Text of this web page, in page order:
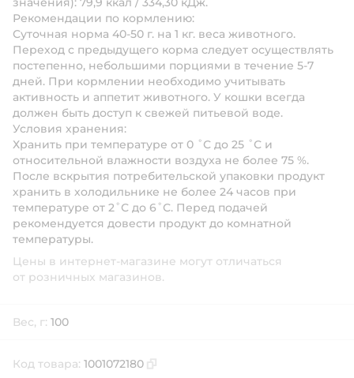
Рекомендации по кормлению:
Суточная норма 40-50 г. на 1 кг. веса животного.
Переход с предыдущего корма следует осуществлять
постепенно, небольшими порциями в течение 5-7
дней. При кормлении необходимо учитывать
активность и аппетит животного. У кошки всегда
должен быть доступ к свежей питьевой воде.
Условия хранения:
Хранить при температуре от 0 ˚С до 25 ˚С и
относительной влажности воздуха не более 75 %.
После вскрытия потребительской упаковки продукт
хранить в холодильнике не более 24 часов при
температуре от 2˚С до 6˚С. Перед подачей
рекомендуется довести продукт до комнатной
температуры.
Цены в интернет-магазине могут отличаться
от розничных магазинов.
Вес, г: 100
Код товара: 1001072180